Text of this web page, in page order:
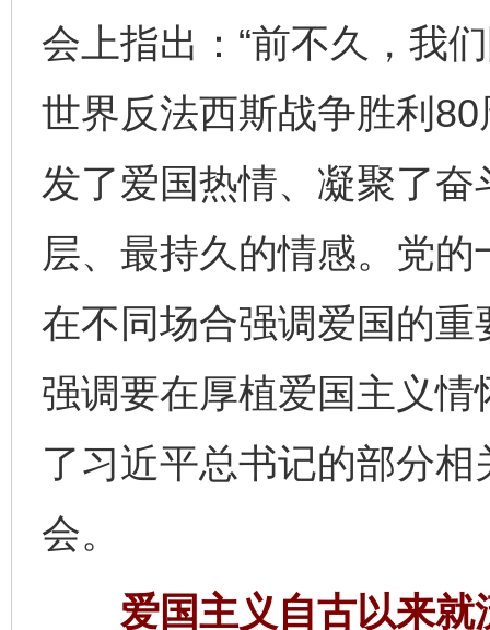
会上指出：“前不久，我
世界反法西斯战争胜利
发了爱国热情、凝聚了奋
层、最持久的情感。党
在不同场合强调爱国的
强调要在厚植爱国主义
了习近平总书记的部分
会。
爱国主义自古以来就